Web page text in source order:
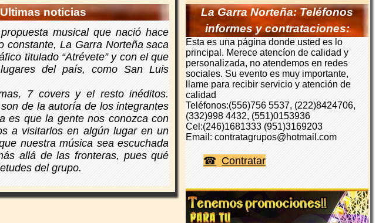
noticias
musical que nació hace
constante, La Garra Norteña saca
titulado “Atrévete” y con el que
del país, como San Luis
7 covers y el resto inéditos.
de la autoría de los integrantes
es que la gente nos conozca con
a visitarlos en algún lugar en un
nuestra música sea escuchada
allá de las fronteras, pues qué
del grupo.
La Garra Norteña: Teléfonos
informes y contrataciones:
Esta es una página donde usted es lo
principal. Merece atencíon de calidad y
personalizada, no atendemos en redes
sociales. Su evento es muy importante,
llame para recibir servicio y atención de
calidad
Teléfonos:(556)756 5537, (222)8424706,
(332)998 4432, (551)0153936
Cel:(246)1681333 (951)3169203
Email: contratagrupos@hotmail.com
Contratar